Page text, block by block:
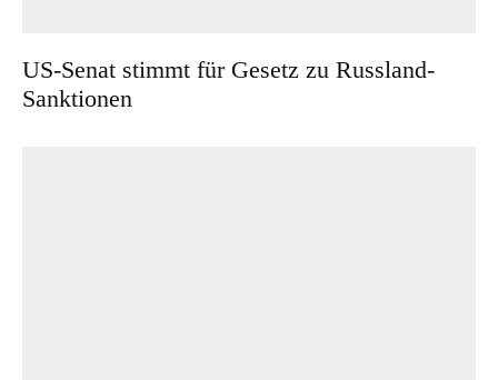
US-Senat stimmt für Gesetz zu Russland-
Sanktionen